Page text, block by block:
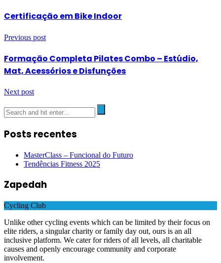
Certificação em Bike Indoor
Previous post
Formação Completa Pilates Combo – Estúdio,
Mat, Acessórios e Disfunções
Next post
Posts recentes
MasterClass – Funcional do Futuro
Tendências Fitness 2025
Zapedah
Cycling Club
Unlike other cycling events which can be limited by their focus on
elite riders, a singular charity or family day out, ours is an all
inclusive platform. We cater for riders of all levels, all charitable
causes and openly encourage community and corporate
involvement.